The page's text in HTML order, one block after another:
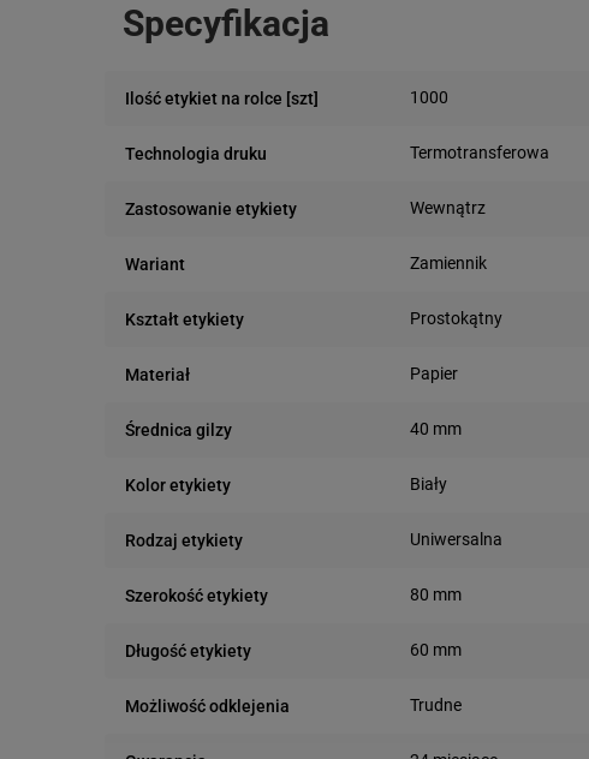
Specyfikacja
Ilość etykiet na rolce [szt] 1000
Technologia druku Termotransferowa
Zastosowanie etykiety Wewnątrz
Wariant Zamiennik
Kształt etykiety Prostokątny
Materiał Papier
Średnica gilzy 40 mm
Kolor etykiety Biały
Rodzaj etykiety Uniwersalna
Szerokość etykiety 80 mm
Długość etykiety 60 mm
Możliwość odklejenia Trudne